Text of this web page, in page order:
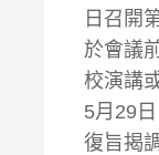
日召開
於會議
校演講
5月29
復旨揭